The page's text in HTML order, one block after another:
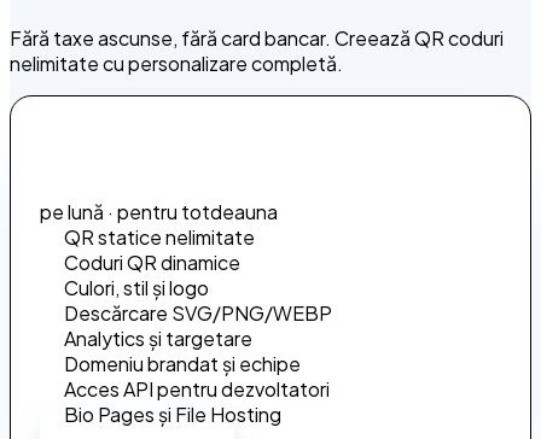
Fără taxe ascunse, fără card bancar. Creează QR coduri
nelimitate cu personalizare completă.
pe lună · pentru totdeauna
QR statice nelimitate
Coduri QR dinamice
Culori, stil și logo
Descărcare SVG/PNG/WEBP
Analytics și targetare
Domeniu brandat și echipe
Acces API pentru dezvoltatori
Bio Pages și File Hosting